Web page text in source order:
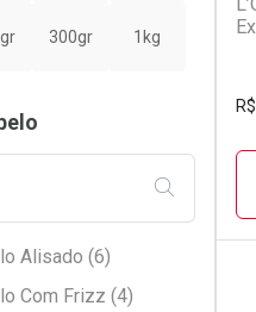
R$
300gr 1kg
FILTRAR
Alisado (6)
Com Frizz (4)